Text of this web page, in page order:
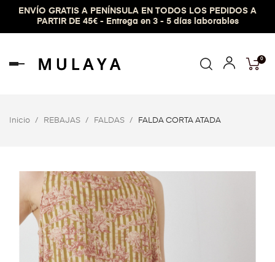
ENVÍO GRATIS A PENÍNSULA EN TODOS LOS PEDIDOS A
PARTIR DE 45€ - Entrega en 3 - 5 días laborables
Navegación
0
Inicio REBAJAS FALDAS FALDA CORTA ATADA